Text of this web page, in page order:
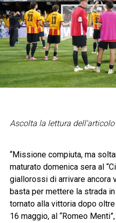
Ascolta la lettura dell'articolo
“Missione compiuta, ma
maturato domenica sera al
giallorossi di arrivare ancora
basta per mettere la strada
tornato alla vittoria dopo
16 maggio, al “Romeo